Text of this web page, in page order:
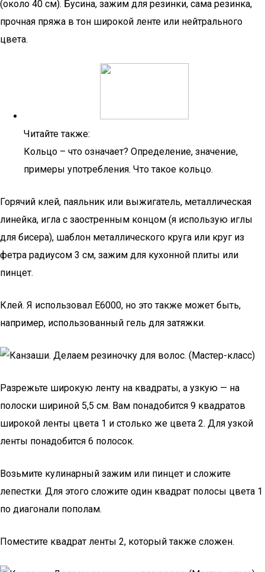
(около 40 см). Бусина, зажим для резинки, сама резинка,
прочная пряжа в тон широкой ленте или нейтрального
цвета.
Читайте также:
Кольцо – что означает? Определение, значение,
примеры употребления. Что такое кольцо.
Горячий клей, паяльник или выжигатель, металлическая
линейка, игла с заостренным концом (я использую иглы
для бисера), шаблон металлического круга или круг из
фетра радиусом 3 см, зажим для кухонной плиты или
пинцет.
Клей. Я использовал E6000, но это также может быть,
например, использованный гель для затяжки.
Разрежьте широкую ленту на квадраты, а узкую — на
полоски шириной 5,5 см. Вам понадобится 9 квадратов
широкой ленты цвета 1 и столько же цвета 2. Для узкой
ленты понадобится 6 полосок.
Возьмите кулинарный зажим или пинцет и сложите
лепестки. Для этого сложите один квадрат полосы цвета 1
по диагонали пополам.
Поместите квадрат ленты 2, который также сложен.